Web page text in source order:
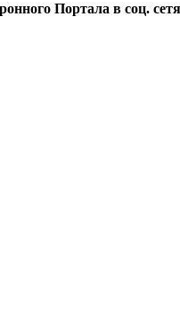
Портала в соц.